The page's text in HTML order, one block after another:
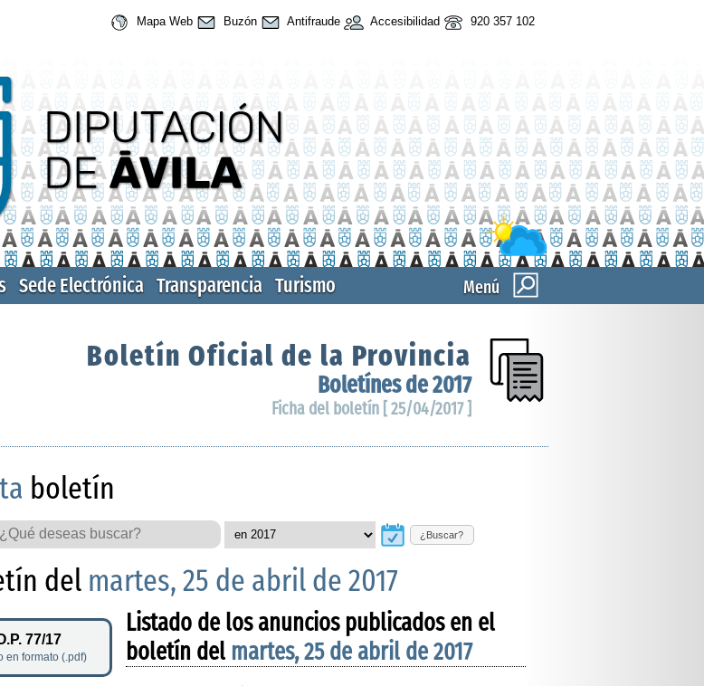
Mapa Web Buzón Antifraude Accesibilidad 920 357 102
Menú
Sede Electrónica Transparencia Turismo
Boletín Oficial de la Provincia
Boletínes de 2017
Ficha del boletín [ 25/04/2017 ]
boletín
¿Buscar?
del martes, 25 de abril de 2017
77/17
en formato (.pdf)
Listado de los anuncios publicados en el
boletín del martes, 25 de abril de 2017